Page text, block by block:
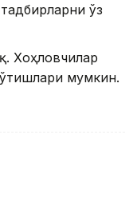
ўз
Хоҳловчилар
мумкин.